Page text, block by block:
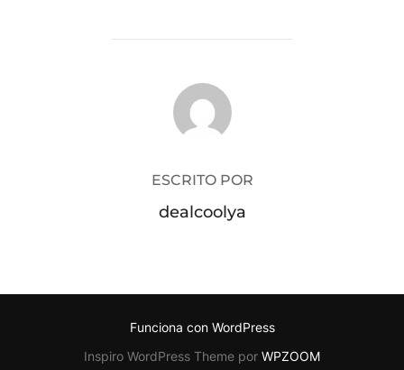
AUTOR DE LA PUBLICACIÓN
ESCRITO POR
dealcoolya
Funciona con WordPress
Inspiro WordPress Theme por WPZOOM